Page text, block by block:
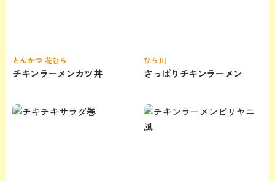
とんかつ 花むら
チキンラーメンカツ丼
ひら川
さっぱりチキンラーメン